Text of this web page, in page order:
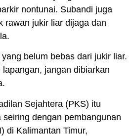
nontunai. Subandi juga
rawan jukir liar dijaga dan
belum bebas dari jukir liar.
jangan dibiarkan
Sejahtera (PKS) itu
dengan pembangunan
di Kalimantan Timur,